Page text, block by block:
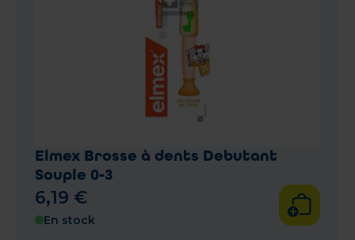
Elmex Brosse à dents Debutant
Souple 0-3
6,19 €
En stock